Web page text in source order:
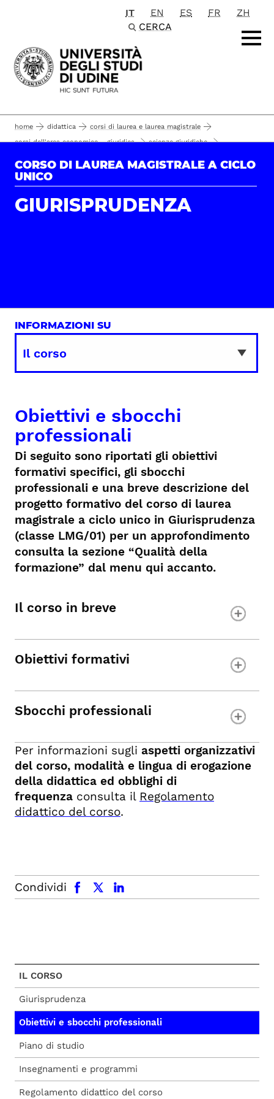
Passa al contenuto principale
IT EN ES FR
ZH
CERCA
home didattica
corsi di laurea e laurea magistrale
corsi dell'area economico - giuridica
scienze giuridiche
obiettivi e sbocchi professionali
CORSO DI LAUREA MAGISTRALE A CICLO
UNICO
GIURISPRUDENZA
INFORMAZIONI SU
Obiettivi e sbocchi
professionali
Di seguito sono riportati gli obiettivi
formativi specifici, gli sbocchi
professionali e una breve descrizione del
progetto formativo del corso di laurea
magistrale a ciclo unico in Giurisprudenza
(classe LMG/01) per un approfondimento
consulta la sezione “Qualità della
formazione” dal menu qui accanto.
Il corso in breve
Obiettivi formativi
Sbocchi professionali
Per informazioni sugli aspetti organizzativi
del corso, modalità e lingua di erogazione
della didattica ed obblighi di
frequenza consulta il Regolamento
didattico del corso.
Condividi
facebook x.com linkedin
IL CORSO
Giurisprudenza
Obiettivi e sbocchi professionali
Piano di studio
Insegnamenti e programmi
Regolamento didattico del corso